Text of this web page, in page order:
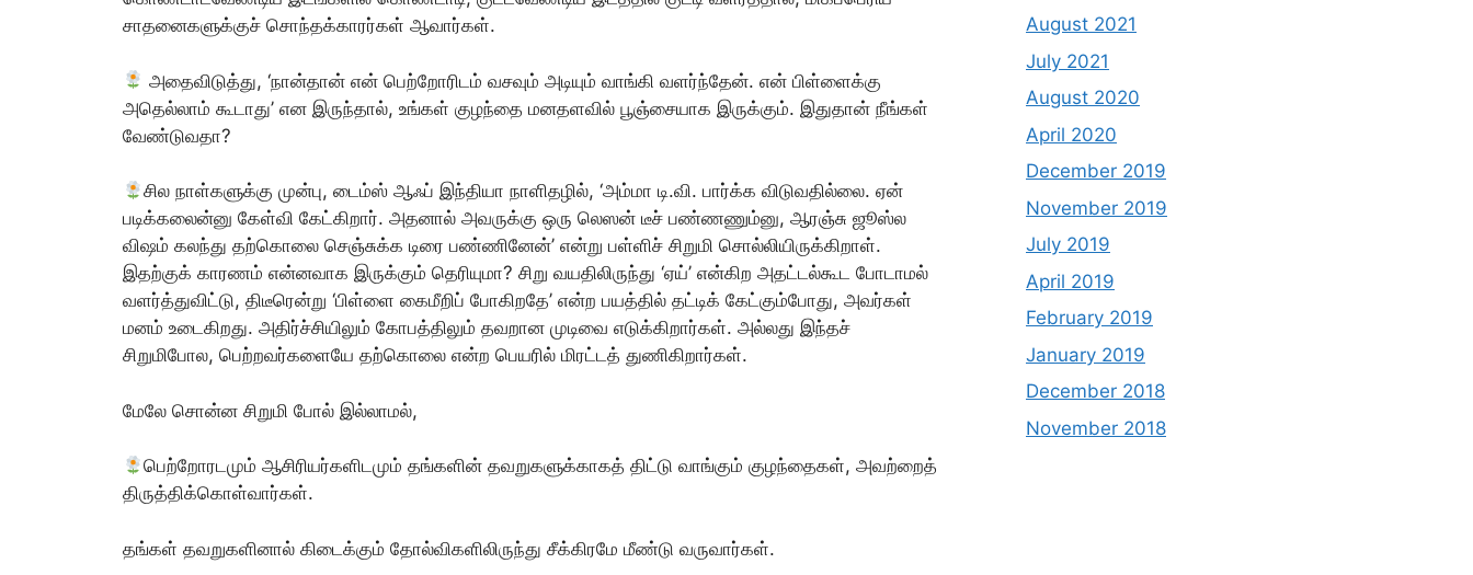
சாதனைகளுக்குச் சொந்தக்காரர்கள் ஆவார்கள்.
அதைவிடுத்து, ‘நான்தான் என் பெற்றோரிடம் வசவும் அடியும் வாங்கி வளர்ந்தேன். என் பிள்ளைக்கு
அதெல்லாம் கூடாது’ என இருந்தால், உங்கள் குழந்தை மனதளவில் பூஞ்சையாக இருக்கும். இதுதான் நீங்கள்
வேண்டுவதா?
சில நாள்களுக்கு முன்பு, டைம்ஸ் ஆஃப் இந்தியா நாளிதழில், ‘அம்மா டி.வி. பார்க்க விடுவதில்லை. ஏன்
படிக்கலைன்னு கேள்வி கேட்கிறார். அதனால் அவருக்கு ஒரு லெஸன் டீச் பண்ணணும்னு, ஆரஞ்சு ஜூஸ்ல
விஷம் கலந்து தற்கொலை செஞ்சுக்க டிரை பண்ணினேன்’ என்று பள்ளிச் சிறுமி சொல்லியிருக்கிறாள்.
இதற்குக் காரணம் என்னவாக இருக்கும் தெரியுமா? சிறு வயதிலிருந்து ‘ஏய்’ என்கிற அதட்டல்கூட போடாமல்
வளர்த்துவிட்டு, திடீரென்று ‘பிள்ளை கைமீறிப் போகிறதே’ என்ற பயத்தில் தட்டிக் கேட்கும்போது, அவர்கள்
மனம் உடைகிறது. அதிர்ச்சியிலும் கோபத்திலும் தவறான முடிவை எடுக்கிறார்கள். அல்லது இந்தச்
சிறுமிபோல, பெற்றவர்களையே தற்கொலை என்ற பெயரில் மிரட்டத் துணிகிறார்கள்.
மேலே சொன்ன சிறுமி போல் இல்லாமல்,
பெற்றோரடமும் ஆசிரியர்களிடமும் தங்களின் தவறுகளுக்காகத் திட்டு வாங்கும் குழந்தைகள், அவற்றைத்
திருத்திக்கொள்வார்கள்.
தங்கள் தவறுகளினால் கிடைக்கும் தோல்விகளிலிருந்து சீக்கிரமே மீண்டு வருவார்கள்.
August 2021
July 2021
August 2020
April 2020
December 2019
November 2019
July 2019
April 2019
February 2019
January 2019
December 2018
November 2018